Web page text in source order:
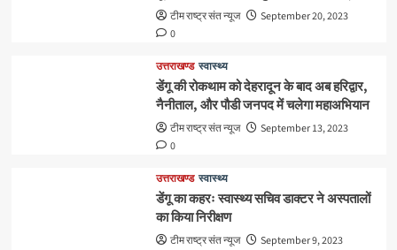
टीम राष्ट्र संत न्यूज
September 20, 2023
0
उत्तराखण्ड स्वास्थ्य
डेंगू की रोकथाम को देहरादून के बाद अब हरिद्वार,
नैनीताल, और पौडी जनपद में चलेगा महाअभियान
टीम राष्ट्र संत न्यूज
September 13, 2023
0
उत्तराखण्ड स्वास्थ्य
डेंगू का कहरः स्वास्थ्य सचिव डाक्टर ने अस्पतालों
का किया निरीक्षण
टीम राष्ट्र संत न्यूज
September 9, 2023